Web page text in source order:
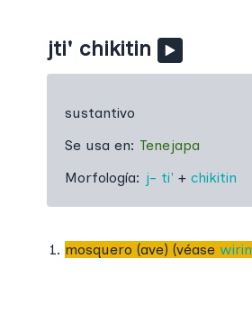
jti' chikitin
sustantivo
Se usa en: Tenejapa
Morfología: j- ti' + chikitin
mosquero (ave) (véase wirin